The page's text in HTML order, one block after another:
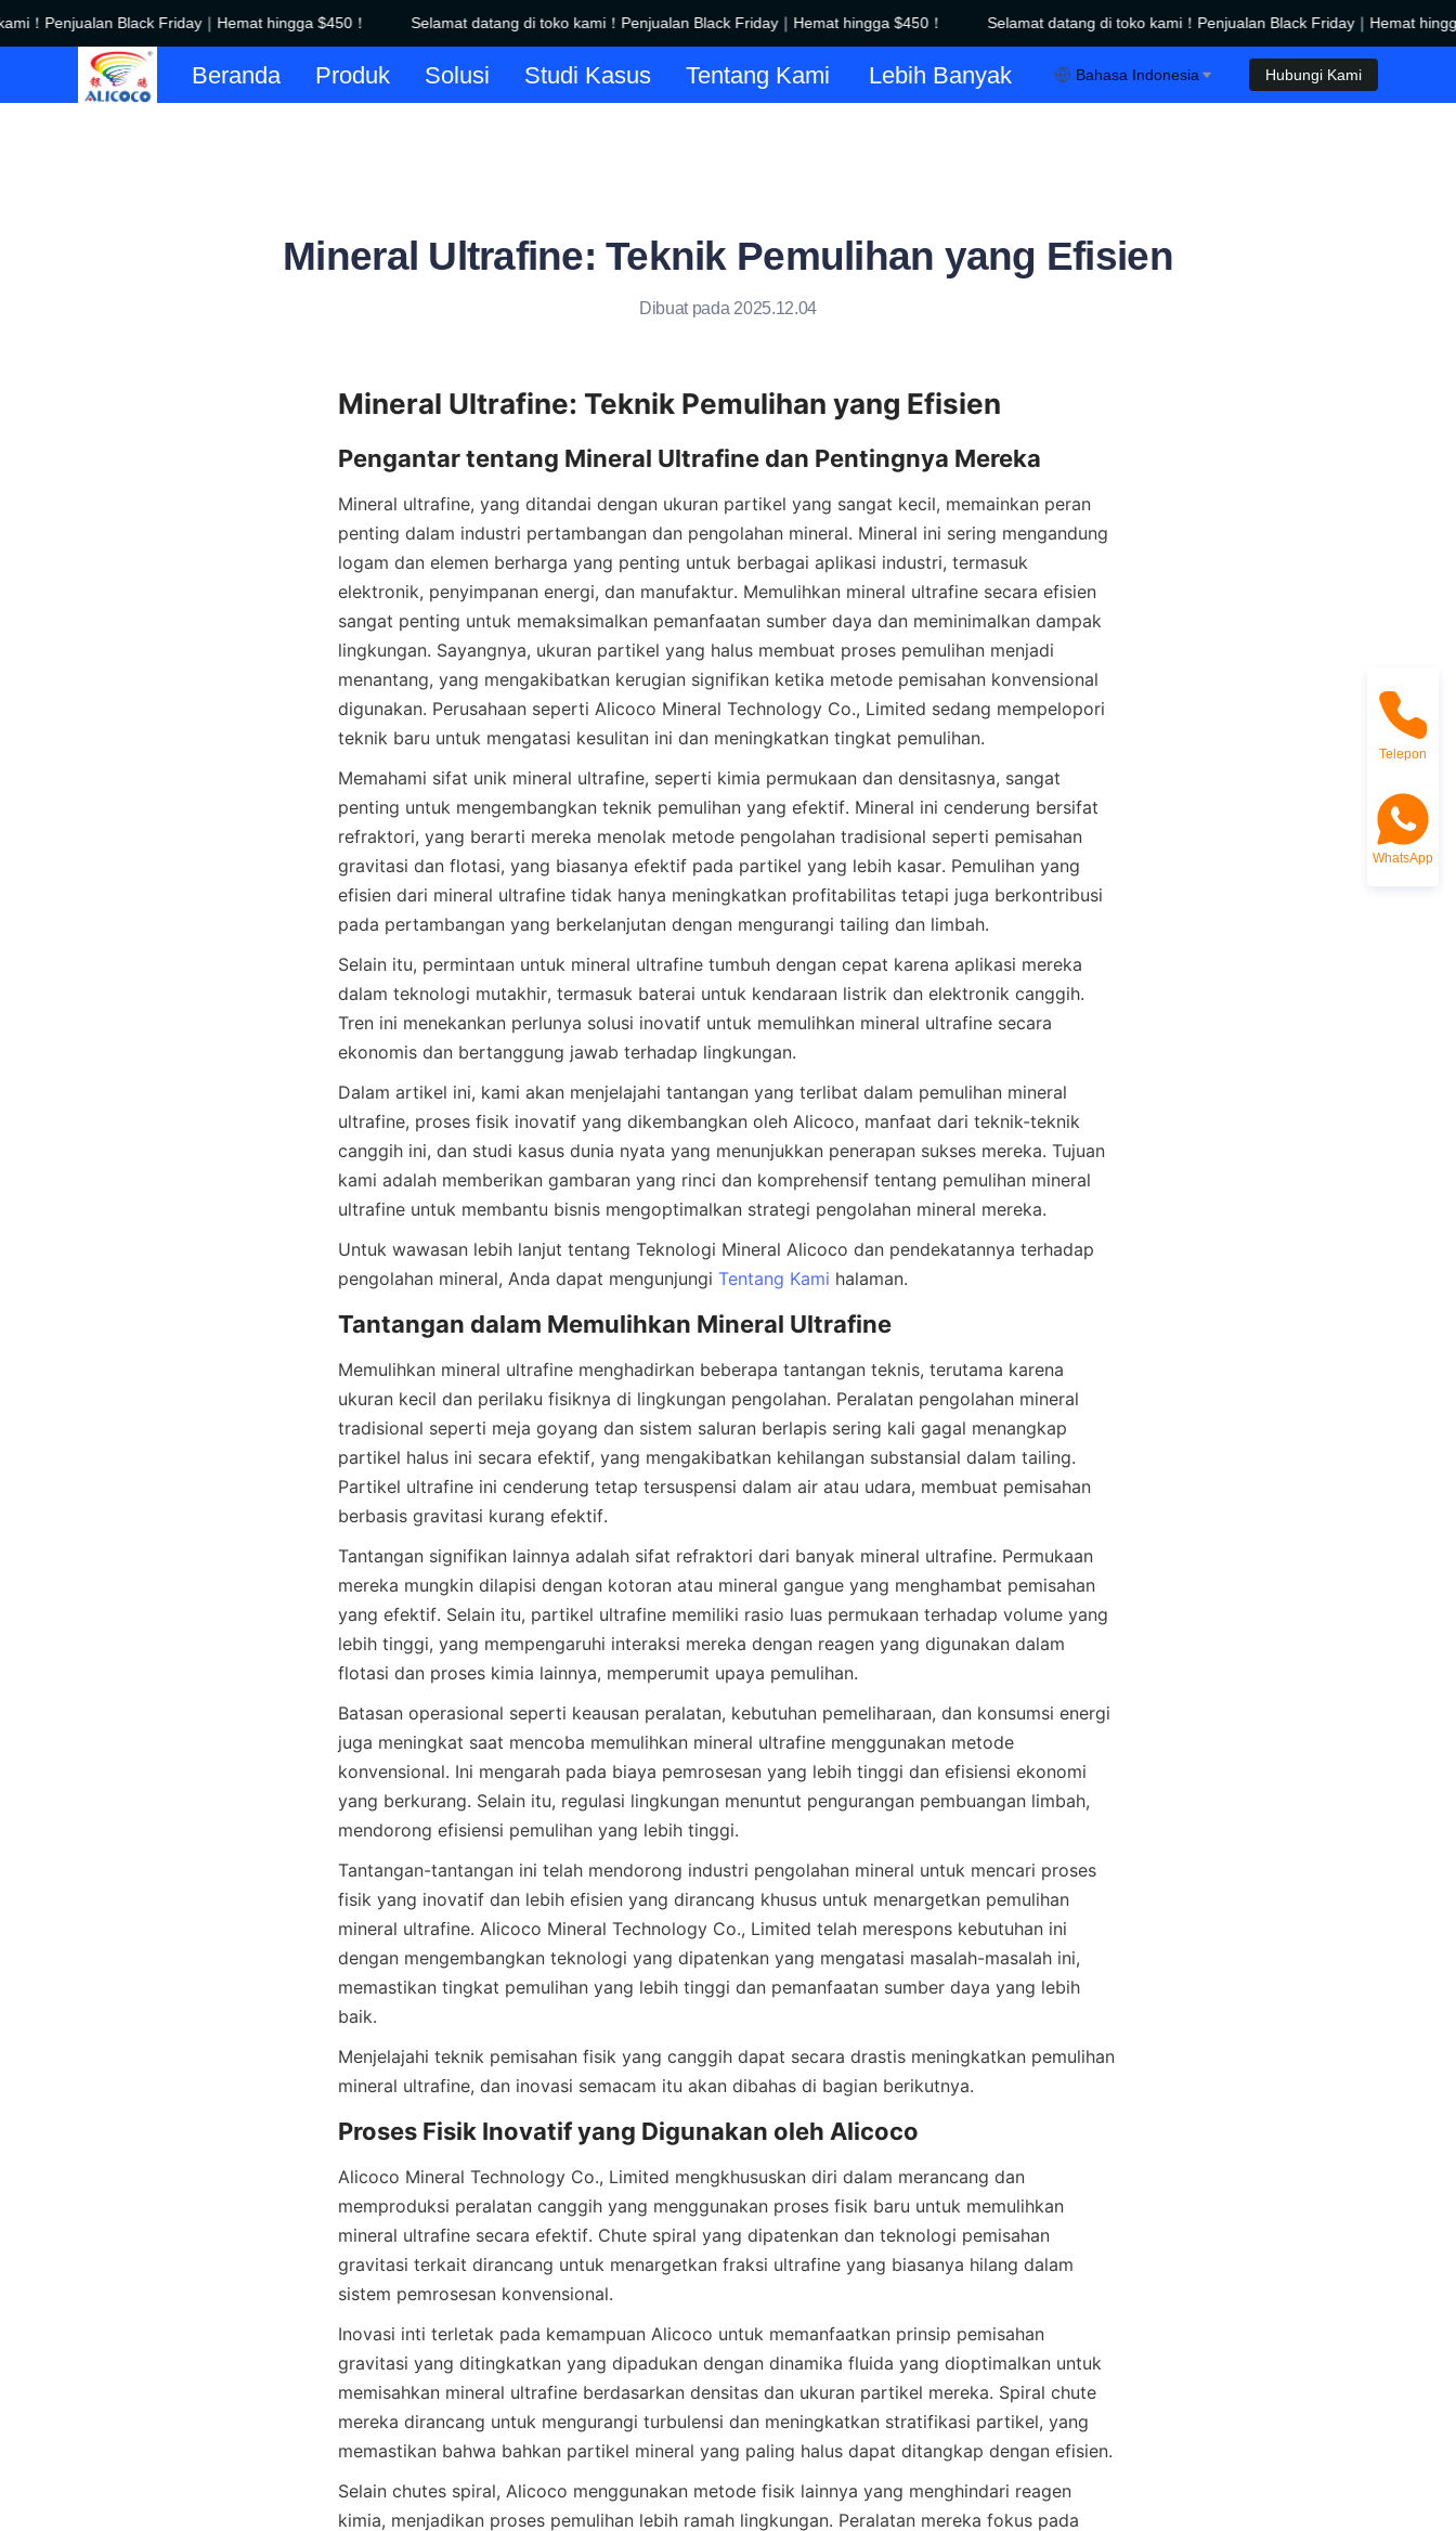
！Penjualan Black Friday｜Hemat hingga $450！ Selamat datang di toko kami！Penjualan Black Friday｜Hemat hingga $450！
Selamat datang di toko kami！Penjualan Black Friday｜Hemat hingga
Selamat datang di toko kami！Penjualan Black Friday｜Hemat hingga $450！
Beranda Produk Solusi Studi Kasus Tentang Kami Lebih Banyak Bahasa Indonesia Hubungi Kami
Mineral Ultrafine: Teknik Pemulihan yang Efisien
Dibuat pada 2025.12.04
Mineral ultrafine, yang ditandai dengan ukuran partikel yang sangat kecil, memainkan peran
penting dalam industri pertambangan dan pengolahan mineral. Mineral ini sering mengandung
logam dan elemen berharga yang penting untuk berbagai aplikasi industri, termasuk
elektronik, penyimpanan energi, dan manufaktur. Memulihkan mineral ultrafine secara efisien
sangat penting untuk memaksimalkan pemanfaatan sumber daya dan meminimalkan dampak
lingkungan. Sayangnya, ukuran partikel yang halus membuat proses pemulihan menjadi
menantang, yang mengakibatkan kerugian signifikan ketika metode pemisahan konvensional
digunakan. Perusahaan seperti Alicoco Mineral Technology Co., Limited sedang mempelopori
teknik baru untuk mengatasi kesulitan ini dan meningkatkan tingkat pemulihan.
Memahami sifat unik mineral ultrafine, seperti kimia permukaan dan densitasnya, sangat
penting untuk mengembangkan teknik pemulihan yang efektif. Mineral ini cenderung bersifat
refraktori, yang berarti mereka menolak metode pengolahan tradisional seperti pemisahan
gravitasi dan flotasi, yang biasanya efektif pada partikel yang lebih kasar. Pemulihan yang
efisien dari mineral ultrafine tidak hanya meningkatkan profitabilitas tetapi juga berkontribusi
Selain itu, permintaan untuk mineral ultrafine tumbuh dengan cepat karena aplikasi mereka
dalam teknologi mutakhir, termasuk baterai untuk kendaraan listrik dan elektronik canggih.
Tren ini menekankan perlunya solusi inovatif untuk memulihkan mineral ultrafine secara
Dalam artikel ini, kami akan menjelajahi tantangan yang terlibat dalam pemulihan mineral
ultrafine, proses fisik inovatif yang dikembangkan oleh Alicoco, manfaat dari teknik-teknik
canggih ini, dan studi kasus dunia nyata yang menunjukkan penerapan sukses mereka. Tujuan
kami adalah memberikan gambaran yang rinci dan komprehensif tentang pemulihan mineral
Untuk wawasan lebih lanjut tentang Teknologi Mineral Alicoco dan pendekatannya terhadap
pengolahan mineral, Anda dapat mengunjungi Tentang Kami
Memulihkan mineral ultrafine menghadirkan beberapa tantangan teknis, terutama karena
ukuran kecil dan perilaku fisiknya di lingkungan pengolahan. Peralatan pengolahan mineral
tradisional seperti meja goyang dan sistem saluran berlapis sering kali gagal menangkap
partikel halus ini secara efektif, yang mengakibatkan kehilangan substansial dalam tailing.
Partikel ultrafine ini cenderung tetap tersuspensi dalam air atau udara, membuat pemisahan
Tantangan signifikan lainnya adalah sifat refraktori dari banyak mineral ultrafine. Permukaan
mereka mungkin dilapisi dengan kotoran atau mineral gangue yang menghambat pemisahan
yang efektif. Selain itu, partikel ultrafine memiliki rasio luas permukaan terhadap volume yang
lebih tinggi, yang mempengaruhi interaksi mereka dengan reagen yang digunakan dalam
Batasan operasional seperti keausan peralatan, kebutuhan pemeliharaan, dan konsumsi energi
juga meningkat saat mencoba memulihkan mineral ultrafine menggunakan metode
konvensional. Ini mengarah pada biaya pemrosesan yang lebih tinggi dan efisiensi ekonomi
yang berkurang. Selain itu, regulasi lingkungan menuntut pengurangan pembuangan limbah,
Tantangan-tantangan ini telah mendorong industri pengolahan mineral untuk mencari proses
fisik yang inovatif dan lebih efisien yang dirancang khusus untuk menargetkan pemulihan
mineral ultrafine. Alicoco Mineral Technology Co., Limited telah merespons kebutuhan ini
dengan mengembangkan teknologi yang dipatenkan yang mengatasi masalah-masalah ini,
memastikan tingkat pemulihan yang lebih tinggi dan pemanfaatan sumber daya yang lebih
Menjelajahi teknik pemisahan fisik yang canggih dapat secara drastis meningkatkan pemulihan
Alicoco Mineral Technology Co., Limited mengkhususkan diri dalam merancang dan
memproduksi peralatan canggih yang menggunakan proses fisik baru untuk memulihkan
mineral ultrafine secara efektif. Chute spiral yang dipatenkan dan teknologi pemisahan
gravitasi terkait dirancang untuk menargetkan fraksi ultrafine yang biasanya hilang dalam
Inovasi inti terletak pada kemampuan Alicoco untuk memanfaatkan prinsip pemisahan
gravitasi yang ditingkatkan yang dipadukan dengan dinamika fluida yang dioptimalkan untuk
memisahkan mineral ultrafine berdasarkan densitas dan ukuran partikel mereka. Spiral chute
mereka dirancang untuk mengurangi turbulensi dan meningkatkan stratifikasi partikel, yang
Selain chutes spiral, Alicoco menggunakan metode fisik lainnya yang menghindari reagen
kimia, menjadikan proses pemulihan lebih ramah lingkungan. Peralatan mereka fokus pada
Telepon
WhatsApp